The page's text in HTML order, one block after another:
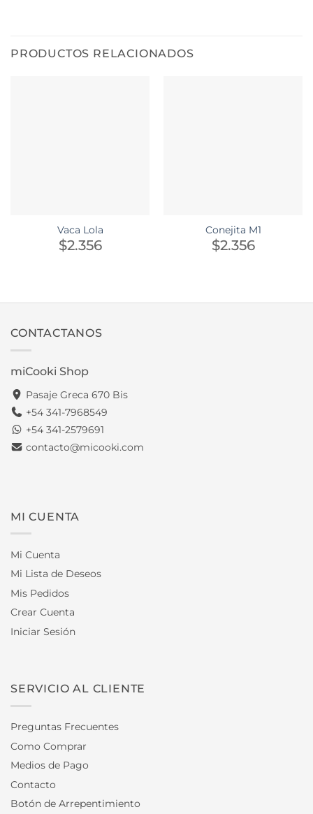
PRODUCTOS RELACIONADOS
Vaca Lola
$2.356
Conejita M1
$2.356
CONTACTANOS
miCooki Shop
Pasaje Greca 670 Bis
+54 341-7968549
+54 341-2579691
contacto@micooki.com
MI CUENTA
Mi Cuenta
Mi Lista de Deseos
Mis Pedidos
Crear Cuenta
Iniciar Sesión
SERVICIO AL CLIENTE
Preguntas Frecuentes
Como Comprar
Medios de Pago
Contacto
Botón de Arrepentimiento